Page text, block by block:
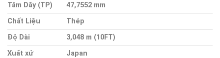
Tâm Dãy (TP)
47,7552 mm
Chất Liệu
Thép
Độ Dài
3,048 m (10FT)
Xuất xứ
Japan